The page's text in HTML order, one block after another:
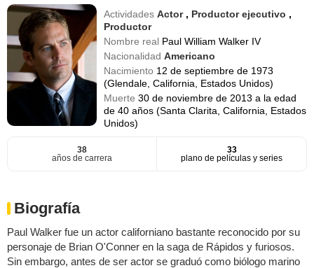
ActividadesActor , Productor ejecutivo ,
Productor
Nombre real Paul William Walker IV
NacionalidadAmericano
Nacimiento 12 de septiembre de 1973
(Glendale, California, Estados Unidos)
Muerte30 de noviembre de 2013 a la edad
de 40 años (Santa Clarita, California, Estados
Unidos)
38
años de carrera
33
plano de películas y series
Biografía
Paul Walker fue un actor californiano bastante reconocido por su
personaje de Brian O'Conner en la saga de Rápidos y furiosos.
Sin embargo, antes de ser actor se graduó como biólogo marino